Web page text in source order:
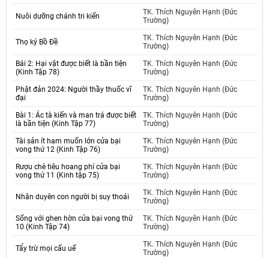
Nuôi dưỡng chánh tri kiến
TK. Thích Nguyên Hạnh (Đức
Trường)
Thọ ký Bồ Đề
TK. Thích Nguyên Hạnh (Đức
Trường)
Bái 2: Hại vật được biết là bần tiện
(Kinh Tập 78)
TK. Thích Nguyên Hạnh (Đức
Trường)
Phật đản 2024: Người thầy thuốc vĩ
đại
TK. Thích Nguyên Hạnh (Đức
Trường)
Bài 1: Ác tà kiến và man trá được biết
là bần tiện (Kinh Tập 77)
TK. Thích Nguyên Hạnh (Đức
Trường)
Tài sản ít ham muốn lớn cửa bại
vong thứ 12 (Kinh Tập 76)
TK. Thích Nguyên Hạnh (Đức
Trường)
Rượu chè tiêu hoang phí cửa bại
vong thứ 11 (Kinh tập 75)
TK. Thích Nguyên Hạnh (Đức
Trường)
Nhân duyên con người bị suy thoái
TK. Thích Nguyên Hạnh (Đức
Trường)
Sống với ghen hờn cửa bại vong thứ
10 (Kinh Tập 74)
TK. Thích Nguyên Hạnh (Đức
Trường)
Tẩy trừ mọi cấu uế
TK. Thích Nguyên Hạnh (Đức
Trường)